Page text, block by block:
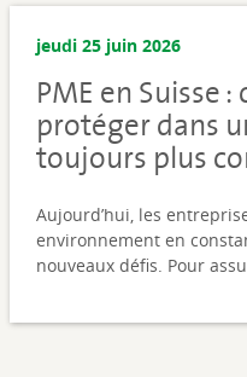
jeudi 25 juin 2026
PME en Suisse
protéger dans
toujours plus
Aujourd’hui, les
environnement en
nouveaux défis. Pour